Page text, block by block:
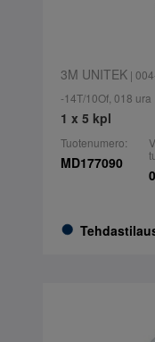
3M UNITEK|
-14T/10Of, 018 ura
1 x 5 kpl
Tuotenumero:
MD177090